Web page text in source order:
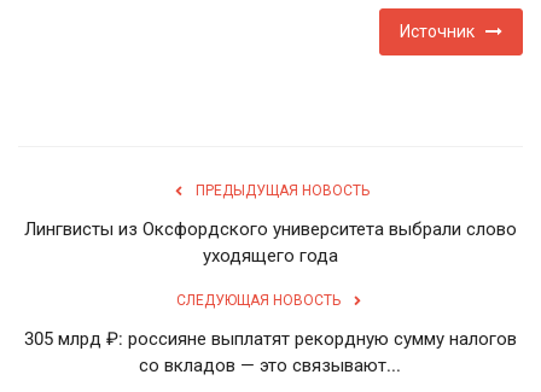
Источник
ПРЕДЫДУЩАЯ НОВОСТЬ
Лингвисты из Оксфордского университета выбрали слово
уходящего года
СЛЕДУЮЩАЯ НОВОСТЬ
305 млрд ₽: россияне выплатят рекордную сумму налогов
со вкладов — это связывают...